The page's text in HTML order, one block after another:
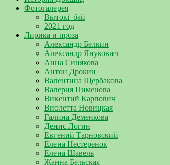
Фотогалерея
Вытокі_бай
2021 год
Лирика и проза
Александр Белкин
Александр Янукович
Анна Синякова
Антон Дрокин
Валентина Щербакова
Валерия Пименова
Викентий Карпович
Виолетта Новицкая
Галина Деменкова
Денис Логин
Евгений Тарновский
Елена Нестеренок
Елена Шавель
Жанна Бельская